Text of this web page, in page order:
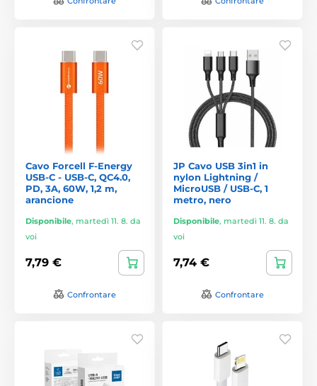
Cavo Forcell F-Energy
USB-C - USB-C, QC4.0,
PD, 3A, 60W, 1,2 m,
arancione
Disponibile, martedì 11. 8. da
voi
7,79 €
Confrontare
JP Cavo USB 3in1 in
nylon Lightning /
MicroUSB / USB-C, 1
metro, nero
Disponibile, martedì 11. 8. da
voi
7,74 €
Confrontare